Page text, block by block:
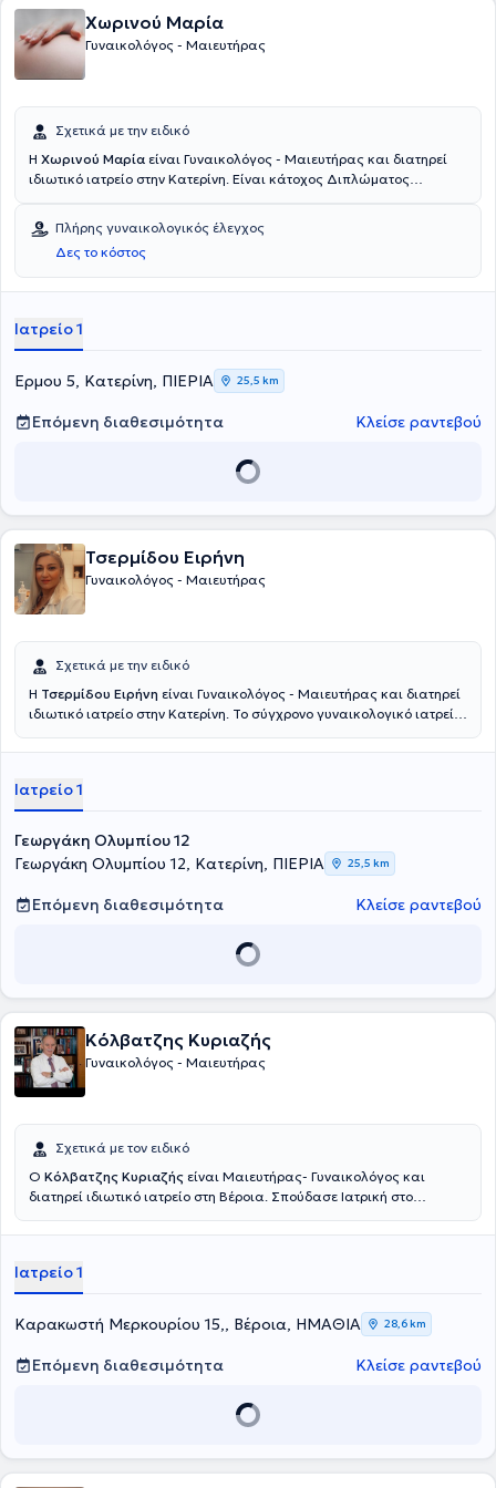
Χωρινού Μαρία
Γυναικολόγος - Μαιευτήρας
Σχετικά με την ειδικό
H Χωρινού Μαρία είναι Γυναικολόγος - Μαιευτήρας και διατηρεί
ιδιωτικό ιατρείο στην Κατερίνη. Είναι κάτοχος Διπλώματος
Θεραπευτική" από τα Τμήματα Ιατρικής του Δημοκρίτειου
Πανεπιστημίου Θράκης και του Πανεπιστημίου Κρήτης και έχει
ειδικευθεί στη Μαιευτική - Γυναικολογική Κλινική του
Πανεπιστημιακού Νοσοκομείου Αλεξανδρούπολης. Στο ιδιωτικό της
ανάγκες της κάθε γυναίκας.
Πλήρης γυναικολογικός έλεγχος
Δες το κόστος
Ιατρείο 1
Ερμου 5, Κατερίνη, ΠΙΕΡΙΑ 25,5 km
Επόμενη διαθεσιμότητα Κλείσε ραντεβού
Τσερμίδου Ειρήνη
Γυναικολόγος - Μαιευτήρας
Σχετικά με την ειδικό
Η Τσερμίδου Ειρήνη είναι Γυναικολόγος - Μαιευτήρας και διατηρεί
ιδιωτικό ιατρείο στην Κατερίνη. Το σύγχρονο γυναικολογικό ιατρείο
Παρέχει ολοκληρωμένες γυναικολογικές και μαιευτικές υπηρεσίες
υποστήριξη, τόσο στο ιατρείο όσο και τηλεφωνικά. Ασχολείται με
υπηρεσίες, όπως παρακολούθηση κύησης - διεξαγωγή τοκετού,
παρακολούθηση κύησης υψηλού κινδύνου, καρδιοτοκογραφημα
εμβρύου, παρακολούθηση λοχείας, συμβουλές θηλασμού, ετήσιο
γυναικολογικό έλεγχο, τεστ Παπ, υπέρηχο, παθολογία τραχήλου-
συνδρόμου πολυκυστικών ωοθηκών, διερεύνηση υπογονιμότητας,
γυναικολογικές επεμβάσεις, όπως λαπαροσκοπηση,
Ιατρείο 1
Γεωργάκη Ολυμπίου 12
Γεωργάκη Ολυμπίου 12, Κατερίνη, ΠΙΕΡΙΑ
25,5 km
Επόμενη διαθεσιμότητα Κλείσε ραντεβού
Κόλβατζης Κυριαζής
Γυναικολόγος - Μαιευτήρας
Σχετικά με τον ειδικό
Ο Κόλβατζης Κυριαζής είναι Μαιευτήρας- Γυναικολόγος και
διατηρεί ιδιωτικό ιατρείο στη Βέροια. Σπούδασε Ιατρική στο
της Μαιευτικής - Γυναικολογίας στο Πανεπιστημιακό Νοσοκομείο
διεύθυνση του καθηγητή Σ. Μανταλενάκη. Τέλος, διαθέτει πολυετή
κλινική εμπειρία.
Ιατρείο 1
Καρακωστή Μερκουρίου 15,, Βέροια, ΗΜΑΘΙΑ 28,6 km
Επόμενη διαθεσιμότητα Κλείσε ραντεβού